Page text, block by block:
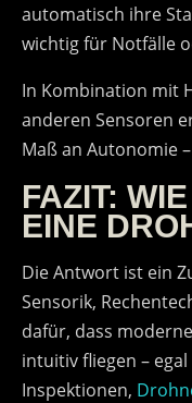
automatisch ihre
wichtig für Notfälle
In Kombination mit
anderen Sensoren
Maß an Autonomie
FAZIT:
EINE
Die Antwort ist ein
Sensorik,
dafür, dass
intuitiv fliegen –
Inspektionen,